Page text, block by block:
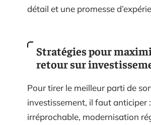
détail et une promesse
Stratégies pour
retour sur
Pour tirer le meilleur parti de
investissement, il faut anticiper
irréprochable, modernisation